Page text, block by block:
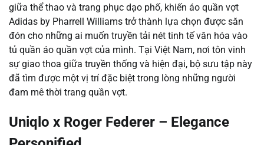
giữa thể thao và trang phục dạo phố, khiến áo quần vợt
Adidas by Pharrell Williams trở thành lựa chọn được săn
đón cho những ai muốn truyền tải nét tinh tế văn hóa vào
tủ quần áo quần vợt của mình. Tại Việt Nam, nơi tôn vinh
sự giao thoa giữa truyền thống và hiện đại, bộ sưu tập này
đã tìm được một vị trí đặc biệt trong lòng những người
đam mê thời trang quần vợt.
Uniqlo x Roger Federer – Elegance